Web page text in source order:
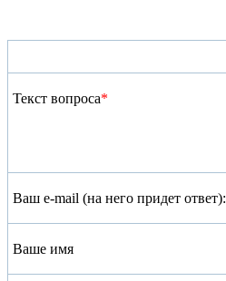
Текст вопроса*
Ваш e-mail (на него придет ответ):
Ваше имя